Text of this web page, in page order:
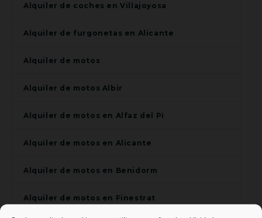
Alquiler de coches en Villajoyosa
Alquiler de furgonetas en Alicante
Alquiler de motos
Alquiler de motos Albir
Alquiler de motos en Alfaz del Pi
Alquiler de motos en Alicante
Alquiler de motos en Benidorm
Alquiler de motos en Finestrat